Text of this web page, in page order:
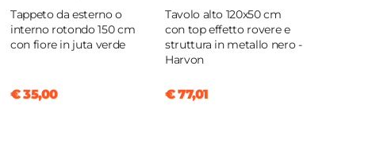
Tappeto da esterno o
interno rotondo 150 cm
con fiore in juta verde
€ 35,00
Tavolo alto 120x50 cm
con top effetto rovere e
struttura in metallo nero -
Harvon
€ 77,01